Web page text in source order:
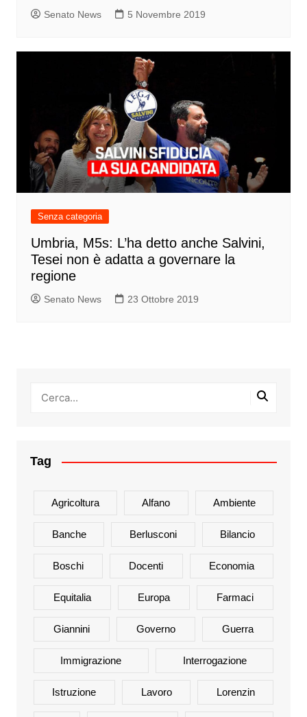
Senato News 5 Novembre 2019
Senza categoria
Umbria, M5s: L’ha detto anche Salvini,
Tesei non è adatta a governare la
regione
Senato News 23 Ottobre 2019
Tag
Agricoltura Alfano Ambiente
Banche Berlusconi Bilancio
Boschi Docenti Economia
Equitalia Europa Farmaci
Giannini Governo Guerra
Immigrazione Interrogazione
Istruzione Lavoro Lorenzin